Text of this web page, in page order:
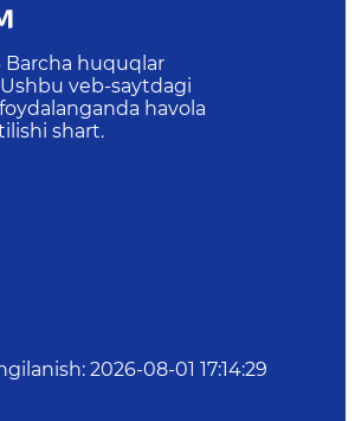
Barcha huquqlar
veb-saytdagi
havola
shart.
: 2026-08-01 17:14:29